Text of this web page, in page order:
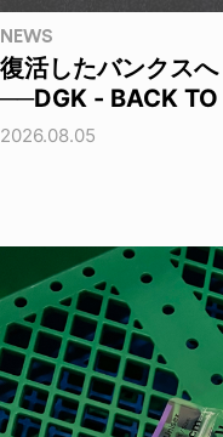
NEWS
復活したバンクスへ
──DGK - BACK TO
2026.08.05